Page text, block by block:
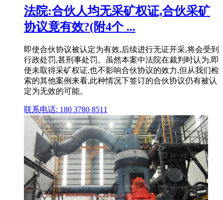
法院:合伙人均无采矿权证,合伙采矿
协议竟有效?(附4个 ...
即使合伙协议被认定为有效,后续进行无证开采,将会受到
行政处罚,甚刑事处罚。虽然本案中法院在裁判时认为,即
使未取得采矿权证,也不影响合伙协议的效力,但从我们检
索的其他案例来看,此种情况下签订的合伙协议仍有被认
定为无效的可能。
联系电话: 180 3780 8511